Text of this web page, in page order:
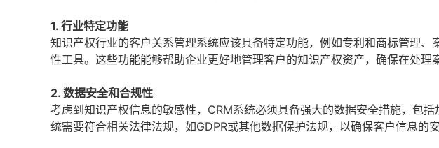
1. 行业特定功能
知识产权行业的客户关系管理系统应该具备特定功能，例如专利和商标管理
性工具。这些功能能够帮助企业更好地管理客户的知识产权资产，确保在处理
2. 数据安全和合规性
考虑到知识产权信息的敏感性，CRM系统必须具备强大的数据安全措施，包
统需要符合相关法律法规，如GDPR或其他数据保护法规，以确保客户信息的安